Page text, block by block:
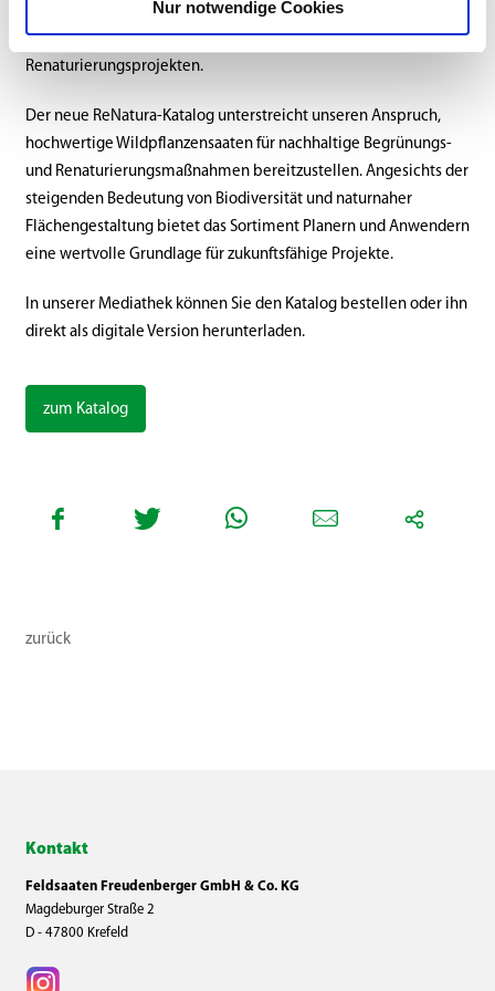
Nur notwendige Cookies
und Saatgutpreise angegeben. Damit erhalten Anwender eine
fundierte Grundlage für die Planung von Ansaaten und
Renaturierungsprojekten.
Der neue ReNatura-Katalog unterstreicht unseren Anspruch,
hochwertige Wildpflanzensaaten für nachhaltige Begrünungs-
und Renaturierungsmaßnahmen bereitzustellen. Angesichts der
steigenden Bedeutung von Biodiversität und naturnaher
Flächengestaltung bietet das Sortiment Planern und Anwendern
eine wertvolle Grundlage für zukunftsfähige Projekte.
In unserer Mediathek können Sie den Katalog bestellen oder ihn
direkt als digitale Version herunterladen.
zum Katalog
zurück
Kontakt
Feldsaaten Freudenberger GmbH & Co. KG
Magdeburger Straße 2
D - 47800 Krefeld